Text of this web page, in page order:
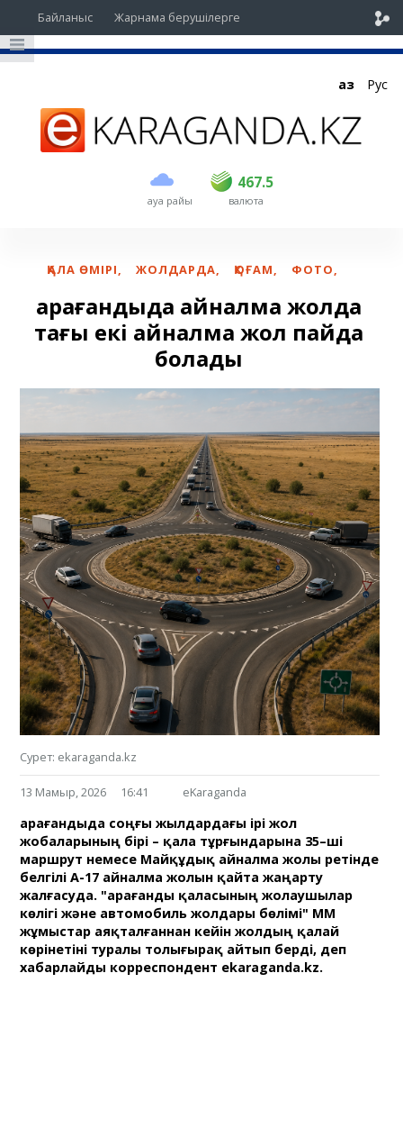
Байланыс Жарнама берушілерге
Қаз Рус
ауа райы
467.5
USD 466 467.5
EUR валюта
ҚАЛА ӨМІРІ, ЖОЛДАРДА, ҚОҒАМ, ФОТО,
Қарағандыда айналма жолда
тағы екі айналма жол пайда
болады
Сурет: ekaraganda.kz
13 Мамыр, 2026 16:41 eKaraganda
Қарағандыда соңғы жылдардағы ірі жол
жобаларының бірі – қала тұрғындарына 35–ші
маршрут немесе Майқұдық айналма жолы ретінде
белгілі А-17 айналма жолын қайта жаңарту
жалғасуда. "Қарағанды қаласының жолаушылар
көлігі және автомобиль жолдары бөлімі" ММ
жұмыстар аяқталғаннан кейін жолдың қалай
көрінетіні туралы толығырақ айтып берді, деп
хабарлайды корреспондент ekaraganda.kz.